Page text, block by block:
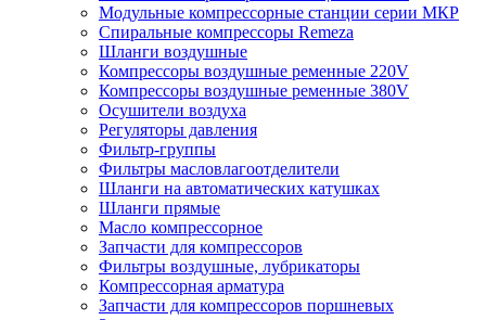
Модульные компрессорные станции серии МКР
Спиральные компрессоры Remeza
Шланги воздушные
Компрессоры воздушные ременные 220V
Компрессоры воздушные ременные 380V
Осушители воздуха
Регуляторы давления
Фильтр-группы
Фильтры масловлагоотделители
Шланги на автоматических катушках
Шланги прямые
Масло компрессорное
Запчасти для компрессоров
Фильтры воздушные, лубрикаторы
Компрессорная арматура
Запчасти для компрессоров поршневых